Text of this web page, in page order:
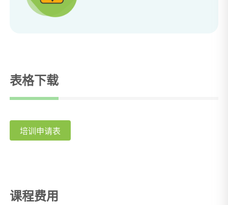
表格下载
培训申请表
课程费用